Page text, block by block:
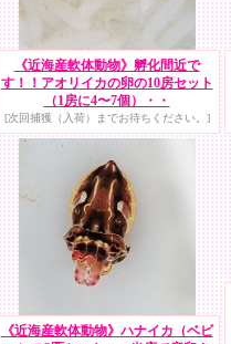
《近海産軟体動物》孵化間近で
す！！アオリイカの卵の10房セット
（1房に4〜7個）・・
[次回捕獲（入荷）までお待ちください。]
《近海産軟体動物》ハナイカ（ベビ